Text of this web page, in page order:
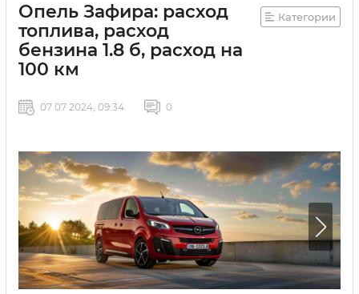
Опель Зафира: расход
топлива, расход
бензина 1.8 б, расход на
100 км
Категории
07 07 2024, 09:34 0